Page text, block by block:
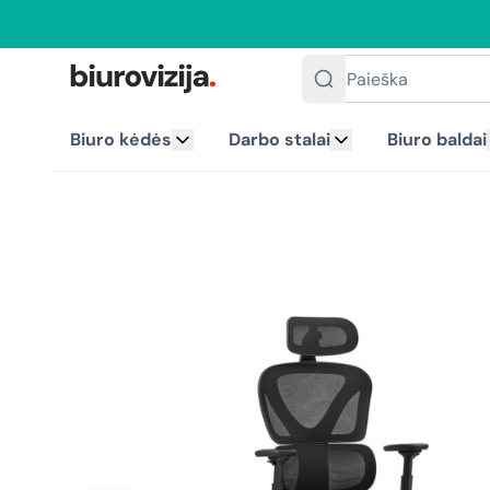
Paieška
Biuro kėdės Darbo stalai Biuro baldai